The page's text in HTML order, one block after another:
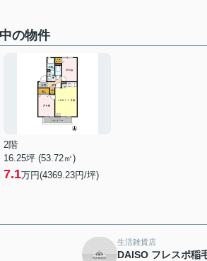
の物件
2階
16.25坪 (53.72㎡)
7.1万円(4369.23円/坪)
生活雑貨店
DAISO フレスポ稲